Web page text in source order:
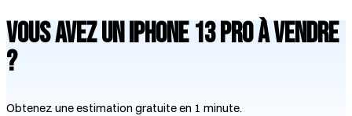
Vous avez uniPhone 13 Proà vendre
?
Obtenez une estimation gratuite en 1 minute.